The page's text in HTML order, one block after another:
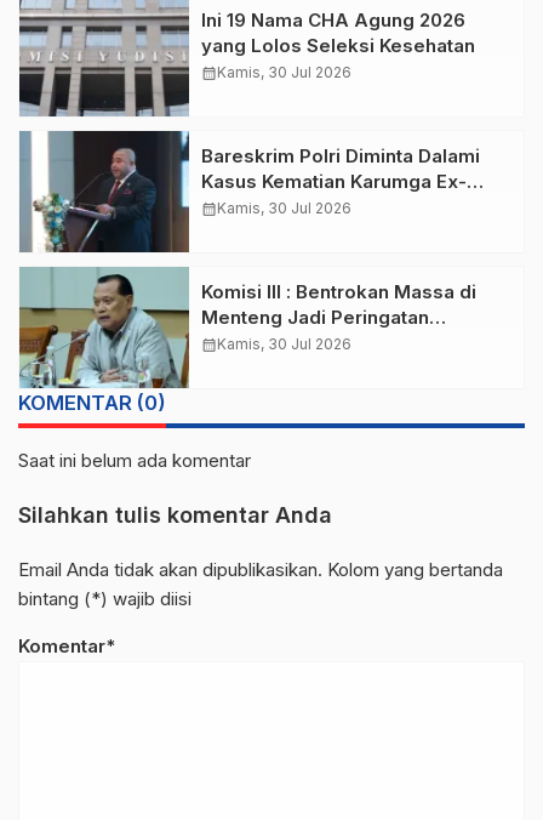
Ini 19 Nama CHA Agung 2026
yang Lolos Seleksi Kesehatan
calendar_monthKamis, 30 Jul 2026
Bareskrim Polri Diminta Dalami
Kasus Kematian Karumga Ex-
Jampidsus
calendar_monthKamis, 30 Jul 2026
Komisi III : Bentrokan Massa di
Menteng Jadi Peringatan
Kamtibmas
calendar_monthKamis, 30 Jul 2026
KOMENTAR (0)
Saat ini belum ada komentar
Silahkan tulis komentar Anda
Email Anda tidak akan dipublikasikan. Kolom yang bertanda
bintang (*) wajib diisi
Komentar*